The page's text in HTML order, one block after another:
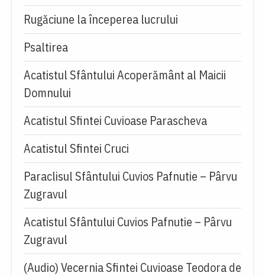
Rugăciune la începerea lucrului
Psaltirea
Acatistul Sfântului Acoperământ al Maicii
Domnului
Acatistul Sfintei Cuvioase Parascheva
Acatistul Sfintei Cruci
Paraclisul Sfântului Cuvios Pafnutie – Pârvu
Zugravul
Acatistul Sfântului Cuvios Pafnutie – Pârvu
Zugravul
(Audio) Vecernia Sfintei Cuvioase Teodora de